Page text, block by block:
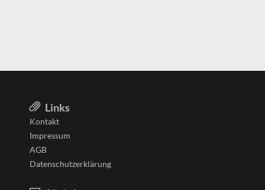
Links
Kontakt
Impressum
AGB
Datenschutzerklärung